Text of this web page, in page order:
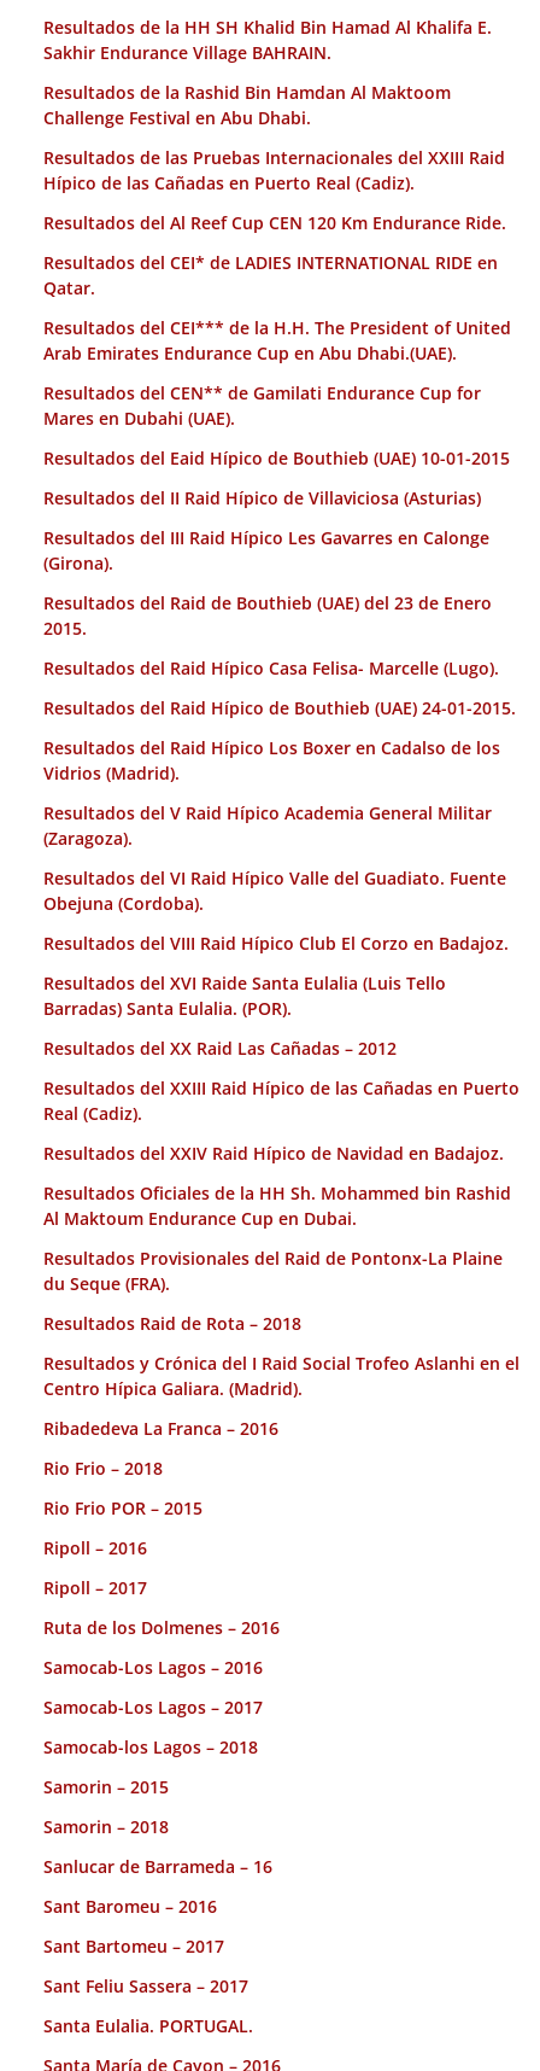
Resultados de la HH SH Khalid Bin Hamad Al Khalifa E.
Sakhir Endurance Village BAHRAIN.
Resultados de la Rashid Bin Hamdan Al Maktoom
Challenge Festival en Abu Dhabi.
Resultados de las Pruebas Internacionales del XXIII Raid
Hípico de las Cañadas en Puerto Real (Cadiz).
Resultados del Al Reef Cup CEN 120 Km Endurance Ride.
Resultados del CEI* de LADIES INTERNATIONAL RIDE en
Qatar.
Resultados del CEI*** de la H.H. The President of United
Arab Emirates Endurance Cup en Abu Dhabi.(UAE).
Resultados del CEN** de Gamilati Endurance Cup for
Mares en Dubahi (UAE).
Resultados del Eaid Hípico de Bouthieb (UAE) 10-01-2015
Resultados del II Raid Hípico de Villaviciosa (Asturias)
Resultados del III Raid Hípico Les Gavarres en Calonge
(Girona).
Resultados del Raid de Bouthieb (UAE) del 23 de Enero
2015.
Resultados del Raid Hípico Casa Felisa- Marcelle (Lugo).
Resultados del Raid Hípico de Bouthieb (UAE) 24-01-2015.
Resultados del Raid Hípico Los Boxer en Cadalso de los
Vidrios (Madrid).
Resultados del V Raid Hípico Academia General Militar
(Zaragoza).
Resultados del VI Raid Hípico Valle del Guadiato. Fuente
Obejuna (Cordoba).
Resultados del VIII Raid Hípico Club El Corzo en Badajoz.
Resultados del XVI Raide Santa Eulalia (Luis Tello
Barradas) Santa Eulalia. (POR).
Resultados del XX Raid Las Cañadas – 2012
Resultados del XXIII Raid Hípico de las Cañadas en Puerto
Real (Cadiz).
Resultados del XXIV Raid Hípico de Navidad en Badajoz.
Resultados Oficiales de la HH Sh. Mohammed bin Rashid
Al Maktoum Endurance Cup en Dubai.
Resultados Provisionales del Raid de Pontonx-La Plaine
du Seque (FRA).
Resultados Raid de Rota – 2018
Resultados y Crónica del I Raid Social Trofeo Aslanhi en el
Centro Hípica Galiara. (Madrid).
Ribadedeva La Franca – 2016
Rio Frio – 2018
Rio Frio POR – 2015
Ripoll – 2016
Ripoll – 2017
Ruta de los Dolmenes – 2016
Samocab-Los Lagos – 2016
Samocab-Los Lagos – 2017
Samocab-los Lagos – 2018
Samorin – 2015
Samorin – 2018
Sanlucar de Barrameda – 16
Sant Baromeu – 2016
Sant Bartomeu – 2017
Sant Feliu Sassera – 2017
Santa Eulalia. PORTUGAL.
Santa María de Cayon – 2016